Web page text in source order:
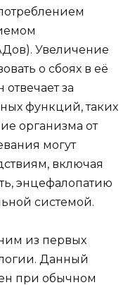
Увеличение
о сбоях в её
отвечает за
функций, таких
организма от
могут
включая
энцефалопатию
системой.
из первых
Данный
при обычном